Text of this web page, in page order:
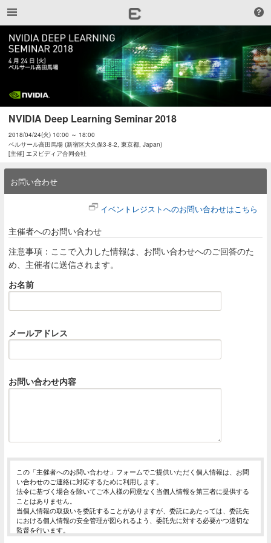
NVIDIA Deep Learning Seminar 2018
2018/04/24(火) 10:00 ～ 18:00
ベルサール高田馬場 (新宿区大久保3-8-2, 東京都, Japan)
[主催] エヌビディア合同会社
お問い合わせ
イベントレジストへのお問い合わせはこちら
主催者へのお問い合わせ
注意事項：ここで入力した情報は、お問い合わせへのご回答のた
め、主催者に送信されます。
お名前
メールアドレス
お問い合わせ内容
この「主催者へのお問い合わせ」フォームでご提供いただく個人情報は、お問
い合わせのご連絡に対応するために利用します。
法令に基づく場合を除いてご本人様の同意なく当個人情報を第三者に提供する
ことはありません。
当個人情報の取扱いを委託することがありますが、委託にあたっては、委託先
における個人情報の安全管理が図られるよう、委託先に対する必要かつ適切な
監督を行います。